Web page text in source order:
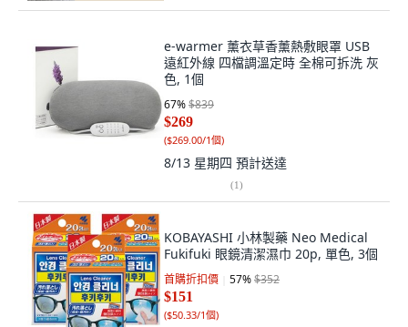
e-warmer 薰衣草香薰熱敷眼罩 USB
遠紅外線 四檔調溫定時 全棉可拆洗 灰
色, 1個
67%$839
$269
($269.00/1個)
8/13 星期四 預計送達
(1)
KOBAYASHI 小林製藥 Neo Medical
Fukifuki 眼鏡清潔濕巾 20p, 單色, 3個
首購折扣價 57%$352
$151
($50.33/1個)